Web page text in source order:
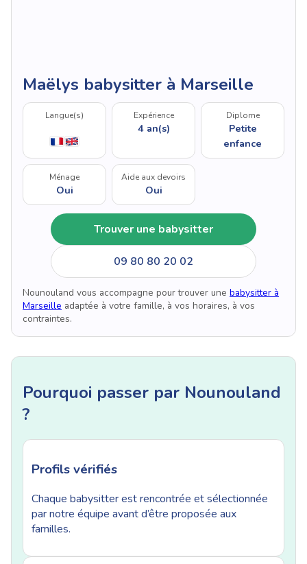
Maëlys babysitter à Marseille
Langue(s) Expérience
4 an(s)
Diplome
Petite
enfance
Ménage
Oui
Aide aux devoirs
Oui
Trouver une babysitter
09 80 80 20 02
Nounouland vous accompagne pour trouver une babysitter à
Marseille adaptée à votre famille, à vos horaires, à vos
contraintes.
Pourquoi passer par Nounouland
?
Profils vérifiés
Chaque babysitter est rencontrée et sélectionnée
par notre équipe avant d’être proposée aux
familles.